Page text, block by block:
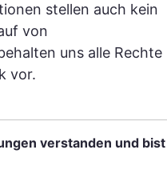
stellen auch kein
von
uns alle Rechte
vor.
verstanden und bist